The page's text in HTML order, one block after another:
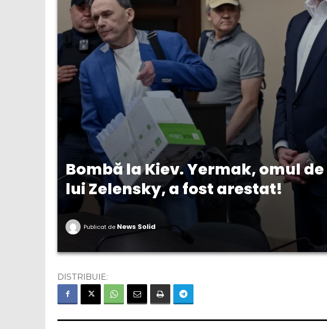
Bombă la Kiev. Yermak, omul
lui Zelensky, a fost arestat!
Publicat de News Solid
DISTRIBUIE: